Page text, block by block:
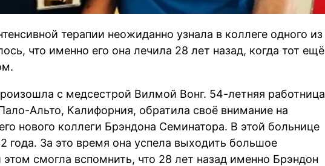
терапии неожиданно узнала в коллеге одного из
что именно его она лечила 28 лет назад, когда тот ещё
с медсестрой Вилмой Вонг. 54-летняя работница
Альто, Калифорния, обратила своё внимание на
нового коллеги Брэндона Семинатора. В этой больнице
года. За это время она успела выходить большое
этом смогла вспомнить, что 28 лет назад именно Брэндон